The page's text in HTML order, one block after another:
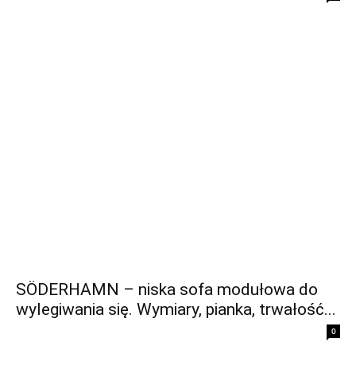
SÖDERHAMN – niska sofa modułowa do
wylegiwania się. Wymiary, pianka, trwałość...
0